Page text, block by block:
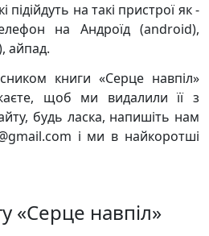
на такі пристрої як -
на Андроїд (android),
айпад.
книги «Серце навпіл»
щоб ми видалили її з
будь ласка, напишіть нам
і ми в найкоротші
«Серце навпіл»